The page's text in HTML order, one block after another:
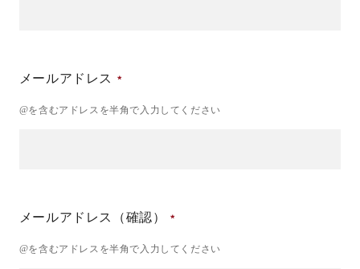
メールアドレス
@を含むアドレスを半角で入力してください
メールアドレス（確認）
@を含むアドレスを半角で入力してください